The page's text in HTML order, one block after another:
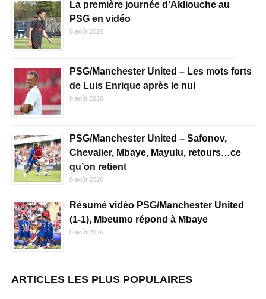
La première journée d’Akliouche au
PSG en vidéo
8 août 2026
PSG/Manchester United – Les mots forts
de Luis Enrique après le nul
8 août 2026
PSG/Manchester United – Safonov,
Chevalier, Mbaye, Mayulu, retours…ce
qu’on retient
8 août 2026
Résumé vidéo PSG/Manchester United
(1-1), Mbeumo répond à Mbaye
8 août 2026
ARTICLES LES PLUS POPULAIRES